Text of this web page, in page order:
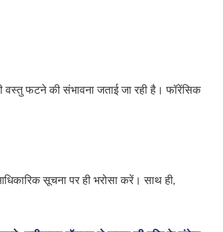
फटने की संभावना जताई जा रही है। फॉरेंसिक
सूचना पर ही भरोसा करें। साथ ही,